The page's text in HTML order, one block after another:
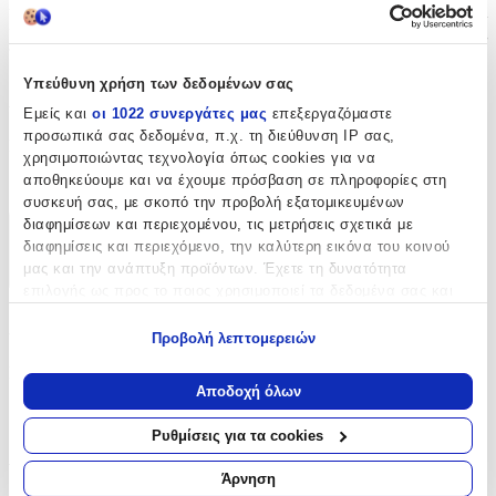
Υπεύθυνη χρήση των δεδομένων σας
Εμείς και οι 1022 συνεργάτες μας επεξεργαζόμαστε
προσωπικά σας δεδομένα, π.χ. τη διεύθυνση IP σας,
χρησιμοποιώντας τεχνολογία όπως cookies για να
αποθηκεύουμε και να έχουμε πρόσβαση σε πληροφορίες στη
συσκευή σας, με σκοπό την προβολή εξατομικευμένων
διαφημίσεων και περιεχομένου, τις μετρήσεις σχετικά με
διαφημίσεις και περιεχόμενο, την καλύτερη εικόνα του κοινού
μας και την ανάπτυξη προϊόντων. Έχετε τη δυνατότητα
Να συλλέξουμε πληροφορίες σχετικά με τη γεωγραφική
σας τοποθεσία, οι οποίες μπορεί να είναι ακριβείς σε
απόσταση μερικών μέτρων
Να αναγνωρίσουμε τη συσκευή σας σαρώνοντας ενεργά
για συγκεκριμένα χαρακτηριστικά (δακτυλικό αποτύπωμα)
Προβολή λεπτομερειών
Αποδοχή όλων
Ρυθμίσεις για τα cookies
Άρνηση
κάθε φορά. Ιδανικό για όσους αναζητούν ένα λειτουργικό και
κομψό φινίρισμα στις χειροποίητες ή επαγγελματικές δημιουργίες
Χαρακτηριστικά
Είδος:
Φερμουάρ
Χαρακτηριστικά
+
Χαρακτηριστικά
Είδος:
Φερμουάρ
Αξιολογήσεις